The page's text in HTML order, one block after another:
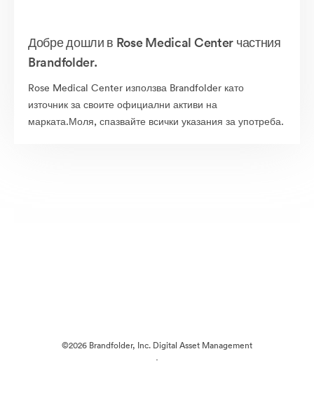
Добре дошли в Rose Medical Center частния
Brandfolder.
Rose Medical Center използва Brandfolder като
източник за своите официални активи на
марката.Моля, спазвайте всички указания за употреба.
©2026 Brandfolder, Inc. Digital Asset Management
·